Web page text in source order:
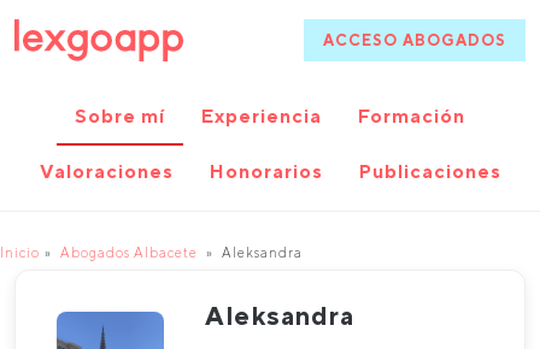
ACCESO ABOGADOS
Sobre mí Experiencia Formación
Valoraciones Honorarios Publicaciones
Inicio Abogados Albacete Aleksandra
Aleksandra